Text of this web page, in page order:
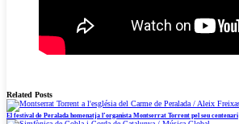
Related Posts
El festival de Peralada homenatja l’organista Montserrat Torrent pel seu centenari